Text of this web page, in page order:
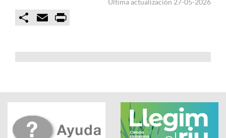
Última actualización 27-05-2026
C
r
t
m